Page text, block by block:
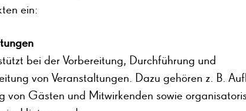
ein:
bei der Vorbereitung, Durchführung und
von Veranstaltungen. Dazu gehören z. B.
von Gästen und Mitwirkenden sowie